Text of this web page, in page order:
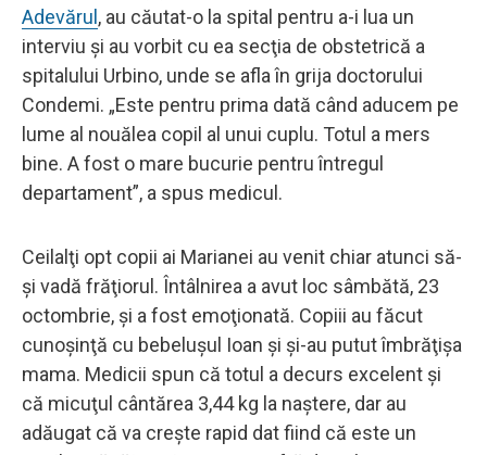
Adevărul, au căutat-o la spital pentru a-i lua un
interviu şi au vorbit cu ea secţia de obstetrică a
spitalului Urbino, unde se afla în grija doctorului
Condemi. „Este pentru prima dată când aducem pe
lume al nouălea copil al unui cuplu. Totul a mers
bine. A fost o mare bucurie pentru întregul
departament”, a spus medicul.
Ceilalţi opt copii ai Marianei au venit chiar atunci să-
şi vadă frăţiorul. Întâlnirea a avut loc sâmbătă, 23
octombrie, şi a fost emoţionată. Copiii au făcut
cunoşinţă cu bebeluşul Ioan şi şi-au putut îmbrăţişa
mama. Medicii spun că totul a decurs excelent şi
că micuţul cântărea 3,44 kg la naştere, dar au
adăugat că va creşte rapid dat fiind că este un